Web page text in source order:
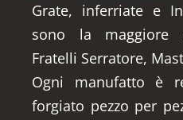
Grate, inferriate e
sono la maggiore
Fratelli Serratore,
Ogni manufatto è
forgiato pezzo per